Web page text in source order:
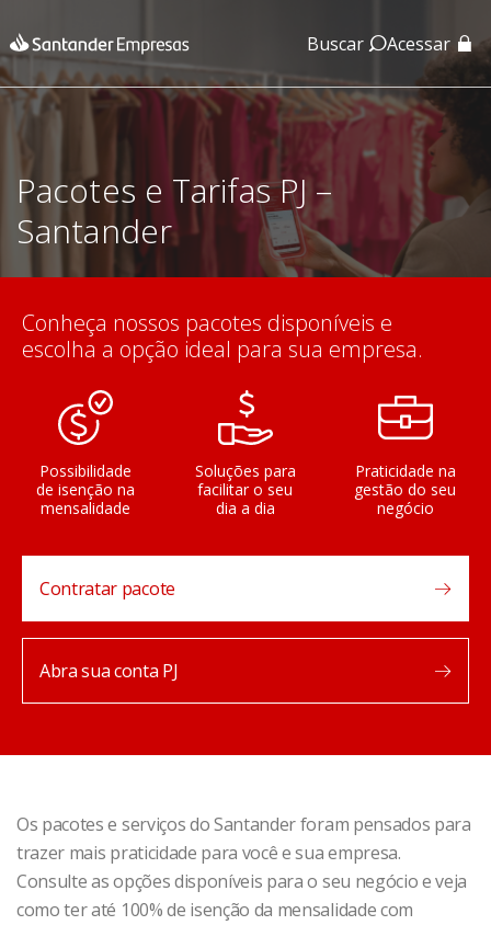
App Santander
App Santander Empresas
Buscar Acessar
Pacotes e Tarifas PJ –
Santander
Conheça nossos pacotes disponíveis e
escolha a opção ideal para sua empresa.
Possibilidade
de isenção na
mensalidade
Soluções para
facilitar o seu
dia a dia
Praticidade na
gestão do seu
negócio
Abra sua conta PJ
Contratar pacote
Os pacotes e serviços do Santander foram pensados para
trazer mais praticidade para você e sua empresa.
Consulte as opções disponíveis para o seu negócio e veja
como ter até 100% de isenção da mensalidade com